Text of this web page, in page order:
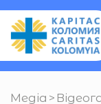
Медіа >